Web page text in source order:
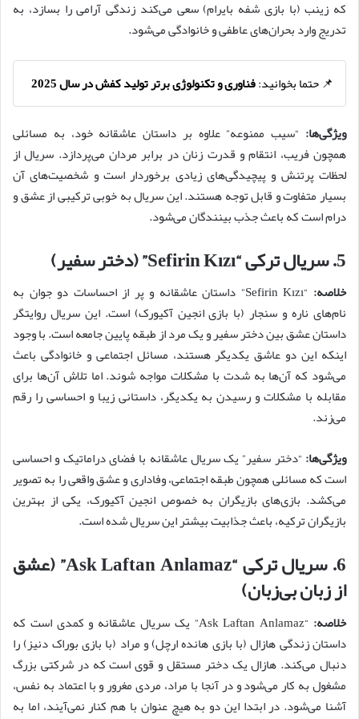
که زینب (با بازی شفه بایرام) سعی می‌کند زندگی آرامی را بسازد، به
تدریج وارد بحران‌های عاطفی و خانوادگی می‌شود.
📌 حتما بخوانید:فناوری و تکنولوژی برتر تولید کفش در سال 2025
ویژگی‌ها: “سیب ممنوعه” علاوه بر داستان عاشقانه خود، به مسائلی
همچون فریب، انتقام و قدرت زنان در برابر مردان می‌پردازد. سریال از
لحظات پرتنش و پیچیدگی‌های زیادی برخوردار است و شخصیت‌های آن
بسیار متفاوت و قابل توجه هستند. این سریال به خوبی ترکیبی از عشق و
درام است که باعث جذب بینندگان می‌شود.
5. سریال ترکی “Sefirin Kızı” (دختر سفیر)
خلاصه:
“Sefirin Kızı” داستان عاشقانه و پر از احساسات دو جوان به
نام‌های ناره و سنجار (با بازی انجین آکیورک) است. این سریال روایتگر
داستان عشق بین دختر سفیر و یک مرد از طبقه پایین جامعه است. با وجود
اینکه این دو عاشق یکدیگر هستند، مسائل اجتماعی و خانوادگی باعث
می‌شود که آن‌ها به شدت با مشکلات مواجه شوند. اما تلاش آن‌ها برای
مقابله با مشکلات و رسیدن به یکدیگر، داستانی زیبا و احساسی را رقم
می‌زند.
ویژگی‌ها: “دختر سفیر” یک سریال عاشقانه با فضای دراماتیک و احساسی
است که مسائلی همچون طبقه اجتماعی، وفاداری و عشق واقعی را به تصویر
می‌کشد. بازی‌های بازیگران به خصوص انجین آکیورک، یکی از بهترین
بازیگران ترکیه، باعث جذابیت بیشتر این سریال شده است.
6. سریال ترکی “Ask Laftan Anlamaz” (عشق
از زبان بی‌زبان)
خلاصه:
“Ask Laftan Anlamaz” یک سریال عاشقانه و کمدی است که
داستان زندگی هازال (با بازی هانده ارچل) و مراد (با بازی بوراک دنیز) را
دنبال می‌کند. هازال یک دختر مستقل و قوی است که در شرکتی بزرگ
مشغول به کار می‌شود و در آنجا با مراد، مردی مغرور و با اعتماد به نفس،
آشنا می‌شود. در ابتدا این دو به هیچ عنوان با هم کنار نمی‌آیند، اما به